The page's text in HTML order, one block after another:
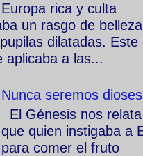
Europa rica y culta
un rasgo de
dilatadas. Este
aplicaba a las...
Nunca seremos dioses
El Génesis nos relata
que quien instigaba a
para comer el fruto